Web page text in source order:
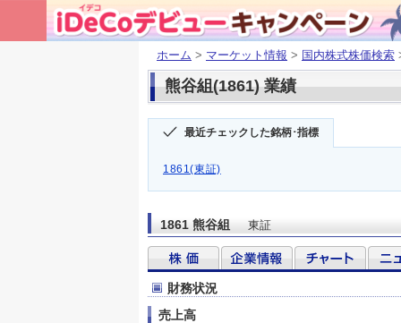
ホーム > マーケット情報 > 国内株式株価検索
熊谷組(1861) 業績
最近チェックした銘柄･指標
1861(東証)
1861 熊谷組 東証